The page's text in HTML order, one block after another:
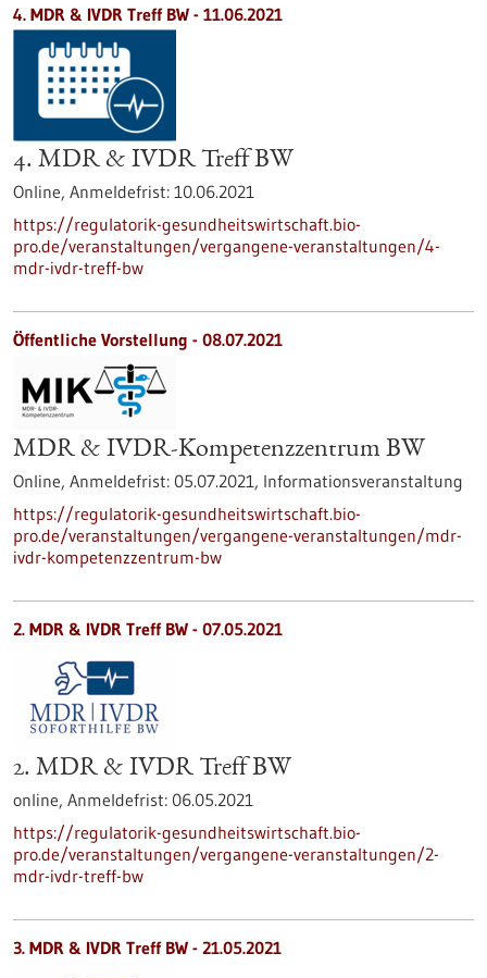
4. MDR & IVDR Treff BW - 11.06.2021
4. MDR & IVDR Treff BW
Online, Anmeldefrist: 10.06.2021
https://regulatorik-gesundheitswirtschaft.bio-
pro.de/veranstaltungen/vergangene-veranstaltungen/4-
mdr-ivdr-treff-bw
Öffentliche Vorstellung - 08.07.2021
MDR & IVDR-Kompetenzzentrum BW
Online, Anmeldefrist: 05.07.2021, Informationsveranstaltung
https://regulatorik-gesundheitswirtschaft.bio-
pro.de/veranstaltungen/vergangene-veranstaltungen/mdr-
ivdr-kompetenzzentrum-bw
2. MDR & IVDR Treff BW - 07.05.2021
2. MDR & IVDR Treff BW
online, Anmeldefrist: 06.05.2021
https://regulatorik-gesundheitswirtschaft.bio-
pro.de/veranstaltungen/vergangene-veranstaltungen/2-
mdr-ivdr-treff-bw
3. MDR & IVDR Treff BW - 21.05.2021